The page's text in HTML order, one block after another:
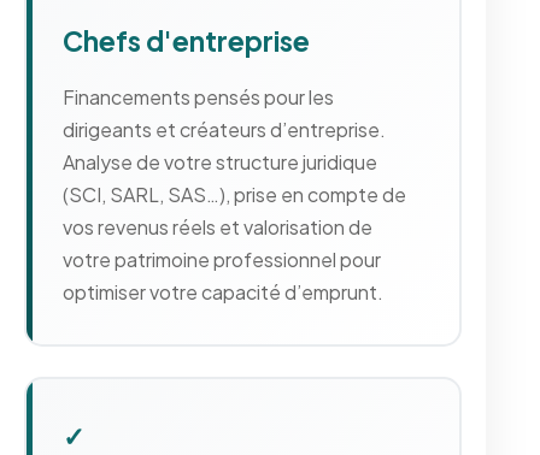
Chefs d'entreprise
Financements pensés pour les
dirigeants et créateurs d’entreprise.
Analyse de votre structure juridique
(SCI, SARL, SAS…), prise en compte de
vos revenus réels et valorisation de
votre patrimoine professionnel pour
optimiser votre capacité d’emprunt.
✓